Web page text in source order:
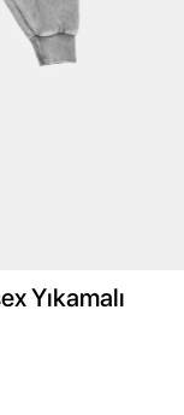
Yıkamalı